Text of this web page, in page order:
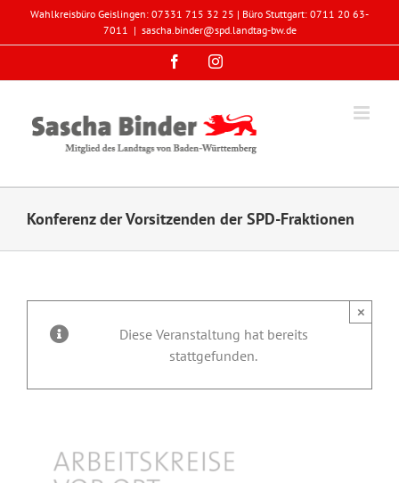
Wahlkreisbüro Geislingen: 07331 715 32 25 | Büro Stuttgart: 0711 20 63-
7011 | sascha.binder@spd.landtag-bw.de
FacebookInstagram
Konferenz der Vorsitzenden der SPD-Fraktionen
Diese Veranstaltung hat bereits
stattgefunden.
×